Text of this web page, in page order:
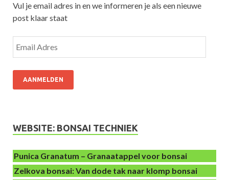
Vul je email adres in en we informeren je als een nieuwe
post klaar staat
AANMELDEN
WEBSITE: BONSAI TECHNIEK
Punica Granatum – Granaatappel voor bonsai
Zelkova bonsai: Van dode tak naar klomp bonsai